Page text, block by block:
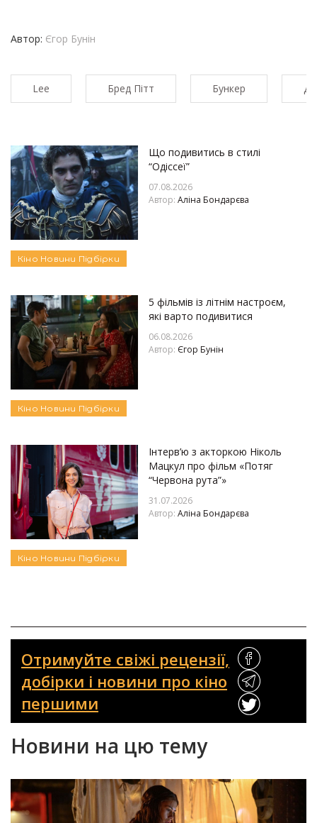
Автор: Єгор Бунін
Lee Бред Пітт Бункер
Що подивитись в стилі
“Одіссеї”
07.08.2026
Автор: Аліна Бондарєва
Кіно Новини Підбірки
5 фільмів із літнім настроєм,
які варто подивитися
06.08.2026
Автор: Єгор Бунін
Кіно Новини Підбірки
Інтерв’ю з акторкою Ніколь
Мацкул про фільм «Потяг
“Червона рута”»
31.07.2026
Автор: Аліна Бондарєва
Кіно Новини Підбірки
Отримуйте свіжі рецензії,
добірки і новини про кіно
першими
Новини на цю тему